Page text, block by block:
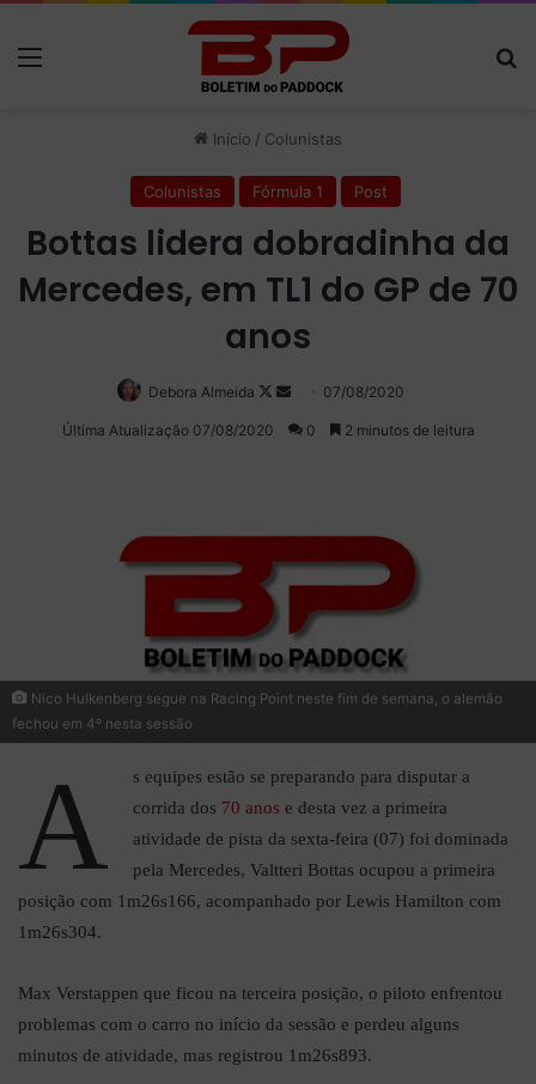
Início / Colunistas
Colunistas Fórmula 1 Post
Bottas lidera dobradinha da
Mercedes, em TL1 do GP de 70
anos
Debora Almeida
Follow
on
Mande
um
07/08/2020
Última Atualização 07/08/2020 0 2 minutos de leitura
Nico Hulkenberg segue na Racing Point neste fim de semana, o alemão
fechou em 4º nesta sessão
A
s equipes estão se preparando para disputar a
corrida dos 70 anos e desta vez a primeira
atividade de pista da sexta-feira (07) foi dominada
pela Mercedes, Valtteri Bottas ocupou a primeira
posição com 1m26s166, acompanhado por Lewis Hamilton com
1m26s304.
Max Verstappen que ficou na terceira posição, o piloto enfrentou
problemas com o carro no início da sessão e perdeu alguns
minutos de atividade, mas registrou 1m26s893.